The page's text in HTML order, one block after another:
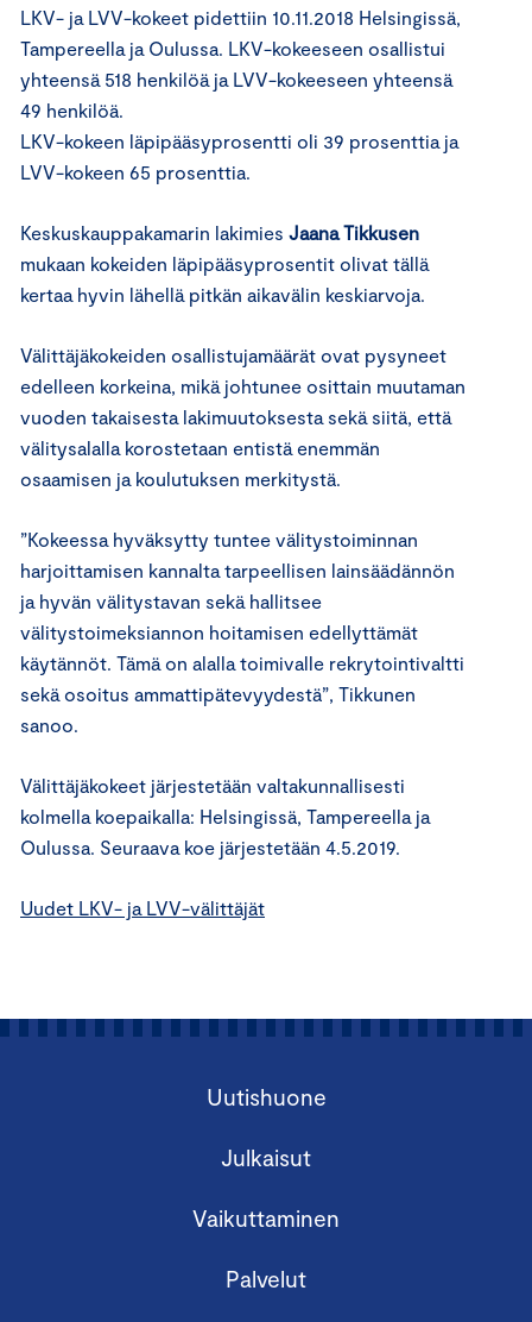
LKV- ja LVV-kokeet pidettiin 10.11.2018 Helsingissä,
Tampereella ja Oulussa. LKV-kokeeseen osallistui
yhteensä 518 henkilöä ja LVV-kokeeseen yhteensä
49 henkilöä.
LKV-kokeen läpipääsyprosentti oli 39 prosenttia ja
LVV-kokeen 65 prosenttia.
Keskuskauppakamarin lakimies Jaana Tikkusen
mukaan kokeiden läpipääsyprosentit olivat tällä
kertaa hyvin lähellä pitkän aikavälin keskiarvoja.
Välittäjäkokeiden osallistujamäärät ovat pysyneet
edelleen korkeina, mikä johtunee osittain muutaman
vuoden takaisesta lakimuutoksesta sekä siitä, että
välitysalalla korostetaan entistä enemmän
osaamisen ja koulutuksen merkitystä.
”Kokeessa hyväksytty tuntee välitystoiminnan
harjoittamisen kannalta tarpeellisen lainsäädännön
ja hyvän välitystavan sekä hallitsee
välitystoimeksiannon hoitamisen edellyttämät
käytännöt. Tämä on alalla toimivalle rekrytointivaltti
sekä osoitus ammattipätevyydestä”, Tikkunen
sanoo.
Välittäjäkokeet järjestetään valtakunnallisesti
kolmella koepaikalla: Helsingissä, Tampereella ja
Oulussa. Seuraava koe järjestetään 4.5.2019.
Uudet LKV- ja LVV-välittäjät
Uutishuone
Julkaisut
Vaikuttaminen
Palvelut